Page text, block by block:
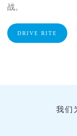
战。
DRIVE RITE
我们